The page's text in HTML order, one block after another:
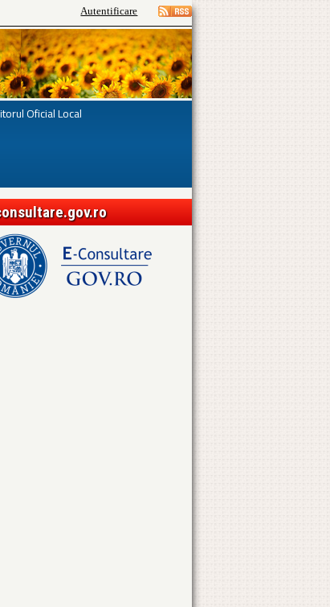
Autentificare
Oficial Local